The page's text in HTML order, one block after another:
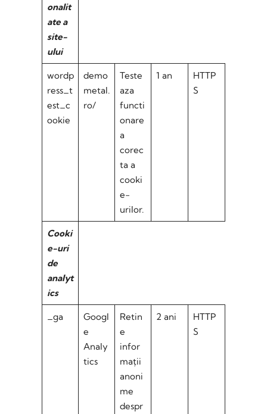
onalit
ate a
site-
ului
wordp
ress_t
est_c
ookie
demo
metal.
ro/
Teste
aza
functi
onare
a
corec
ta a
cooki
e-
urilor.
1 an
HTTP
S
Cooki
e-uri
de
analyt
ics
_ga
Googl
e
Analy
tics
Retin
e
infor
mații
anoni
me
despr
2 ani
HTTP
S